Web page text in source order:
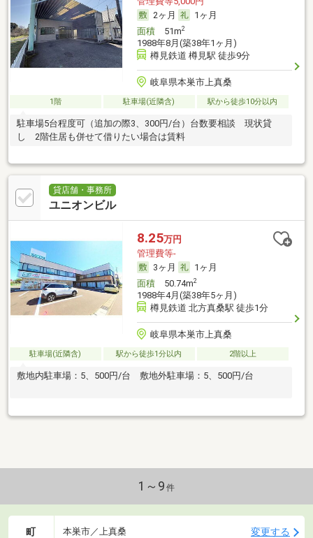
2ヶ月
1ヶ月
面積51m2
1988年8月(築38年1ヶ月)
樽見鉄道 樽見駅 徒歩9分
岐阜県本巣市上真桑
1階 駐車場(近隣含) 駅から徒歩10分以内
駐車場5台程度可（追加の際3、300円/台）台数要相談 現状貸
し 2階住居も併せて借りたい場合は賃料
貸店舗・事務所
ユニオンビル
8.25万円
管理費等-
3ヶ月
1ヶ月
面積50.74m2
1988年4月(築38年5ヶ月)
樽見鉄道 北方真桑駅 徒歩1分
岐阜県本巣市上真桑
駐車場(近隣含) 駅から徒歩1分以内 2階以上
敷地内駐車場：5、500円/台 敷地外駐車場：5、500円/台
1～9 件
町 本巣市／上真桑 変更する